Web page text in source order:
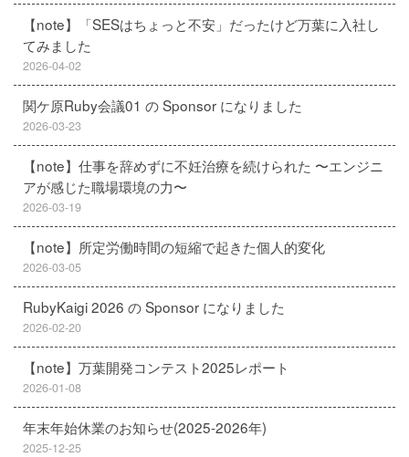
【note】「SESはちょっと不安」だったけど万葉に入社し
てみました
2026-04-02
関ケ原Ruby会議01 の Sponsor になりました
2026-03-23
【note】仕事を辞めずに不妊治療を続けられた 〜エンジニ
アが感じた職場環境の力〜
2026-03-19
【note】所定労働時間の短縮で起きた個人的変化
2026-03-05
RubyKaigi 2026 の Sponsor になりました
2026-02-20
【note】万葉開発コンテスト2025レポート
2026-01-08
年末年始休業のお知らせ(2025-2026年)
2025-12-25